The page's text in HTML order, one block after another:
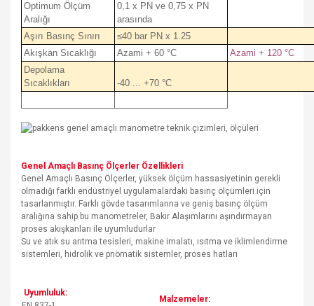
Optimum Ölçüm
Aralığı
0,1 x PN ve 0,75 x PN
arasında
Aşırı Basınç Sınırı
≤40 bar PN x 1.25
Akışkan Sıcaklığı
Azami + 60 °C
Azami + 120 °C
Depolama
Sıcaklıkları
-40 ... +70 °C
Genel Amaçlı Basınç Ölçerler Özellikleri
Genel Amaçlı Basınç Ölçerler, yüksek ölçüm hassasiyetinin gerekli
olmadığı farklı endüstriyel uygulamalardaki basınç ölçümleri için
tasarlanmıştır. Farklı gövde tasarımlarına ve geniş basınç ölçüm
aralığına sahip bu manometreler, Bakır Alaşımlarını aşındırmayan
proses akışkanları ile uyumludurlar
Su ve atık su arıtma tesisleri, makine imalatı, ısıtma ve iklimlendirme
sistemleri, hidrolik ve pnömatik sistemler, proses hatları
Uyumluluk:
Malzemeler: